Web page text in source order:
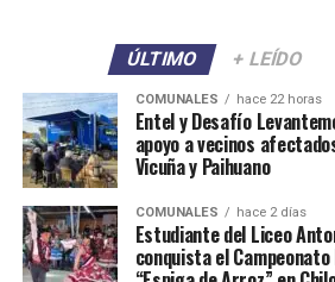
ÚLTIMO + LEÍDO
COMUNALES hace 22 horas
Entel y Desafío
apoyo a vecinos
Vicuña y Paihuano
COMUNALES hace 2 días
Estudiante del Liceo
conquista el Campeonato